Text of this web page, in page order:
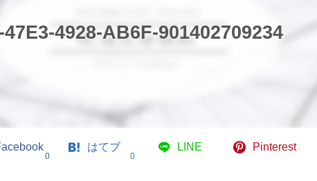
47E3-4928-AB6F-901402709234
0
はてブ
0
LINE Pinterest